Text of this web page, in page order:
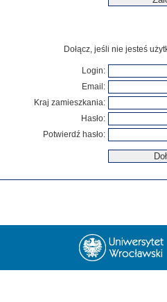
Dołącz, jeśli nie jesteś
Login:
Email:
Kraj zamieszkania:
Hasło:
Potwierdź hasło: